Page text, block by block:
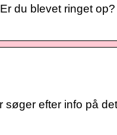
du blevet ringet
efter info på